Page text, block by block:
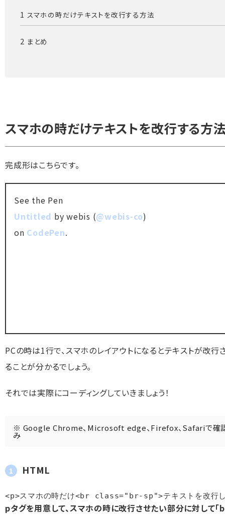
スマホの時だけテキストを改行する方法
まとめ
スマホの時だけテキストを改行する方
完成形はこちらです。
See the Pen
Untitled by webis (@webis-co)
on CodePen.
PCの時は1行で、スマホのレイアウトになるとテキストが改行
ることが分かるでしょう。
それでは実際にコーディングしていきましょう！
※ Google Chrome、Microsoft edge、Firefox、Safariで確
み
HTML
<p>スマホの時だけ<br class="br-sp">テキストを改行
pタグを用意して、スマホの時に改行させたい部分に対して「